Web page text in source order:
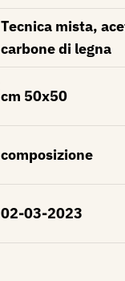
Tecnica mista,
carbone di legna
cm 50x50
composizione
02-03-2023